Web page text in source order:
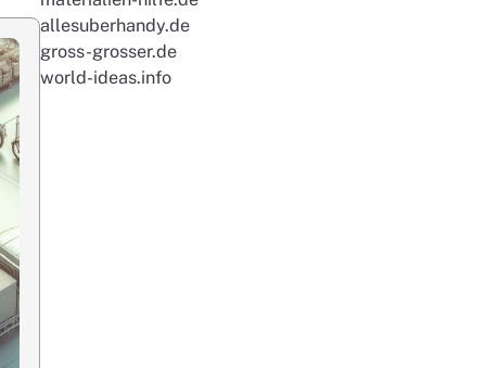
allesuberhandy.de
gross-grosser.de
world-ideas.info